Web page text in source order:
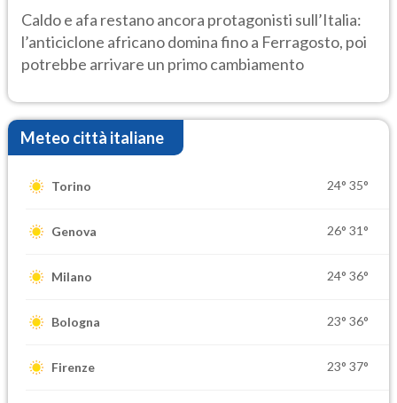
Caldo e afa restano ancora protagonisti sull’Italia:
l’anticiclone africano domina fino a Ferragosto, poi
potrebbe arrivare un primo cambiamento
Meteo città italiane
Torino 24° 35°
Genova 26° 31°
Milano 24° 36°
Bologna 23° 36°
Firenze 23° 37°